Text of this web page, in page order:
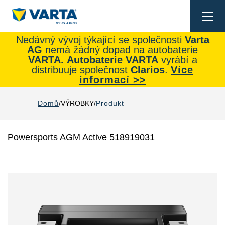
Nedávný vývoj týkající se společnosti Varta
AG nemá žádný dopad na autobaterie
VARTA. Autobaterie VARTAvyrábí a
distribuuje společnost Clarios. Více
informací >>
Domů VÝROBKY Produkt
Powersports AGM Active 518919031